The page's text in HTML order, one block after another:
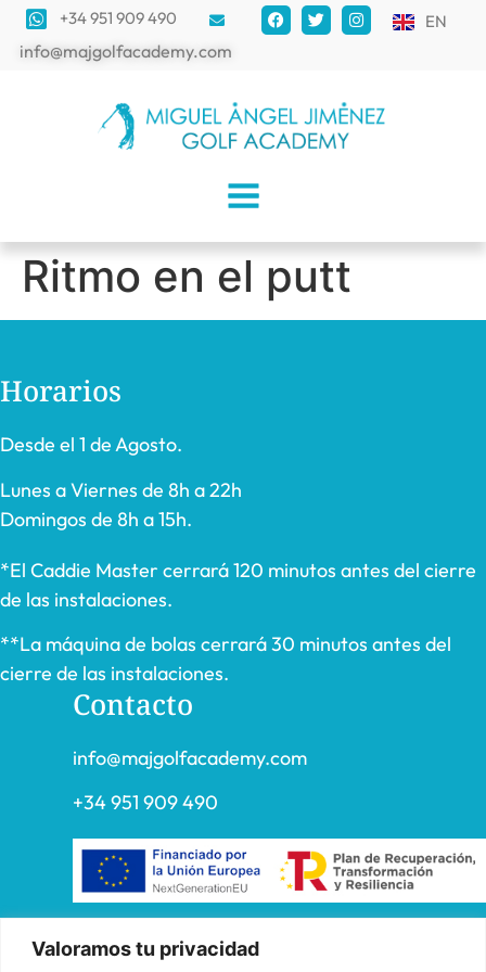
Valoramos tu privacidad
+34 951 909 490
info@majgolfacademy.com
EN
Ritmo en el putt
Horarios
Desde el 1 de Agosto.
Lunes a Viernes de 8h a 22h
Domingos de 8h a 15h.
*El Caddie Master cerrará 120 minutos antes del cierre
de las instalaciones.
**La máquina de bolas cerrará 30 minutos antes del
cierre de las instalaciones.
Contacto
info@majgolfacademy.com
+34 951 909 490
«FADE AND DRAW TARGET S.L. ha recibido una ayuda de la
Unión Europea con cargo al Programa Operativo FEDER de